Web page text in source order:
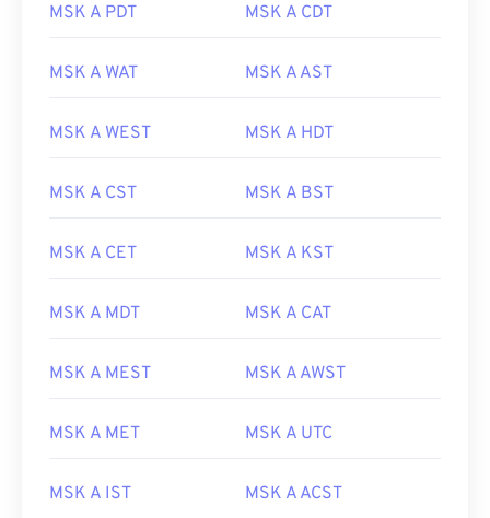
MSK A PDT MSK A CDT
MSK A WAT MSK A AST
MSK A WEST MSK A HDT
MSK A CST MSK A BST
MSK A CET MSK A KST
MSK A MDT MSK A CAT
MSK A MEST MSK A AWST
MSK A MET MSK A UTC
MSK A IST MSK A ACST